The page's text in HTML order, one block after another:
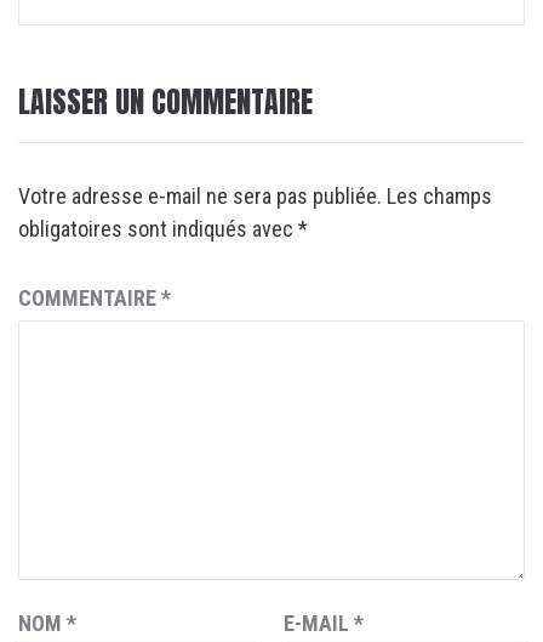
LAISSER UN COMMENTAIRE
Votre adresse e-mail ne sera pas publiée. Les champs
obligatoires sont indiqués avec *
COMMENTAIRE*
NOM * E-MAIL *